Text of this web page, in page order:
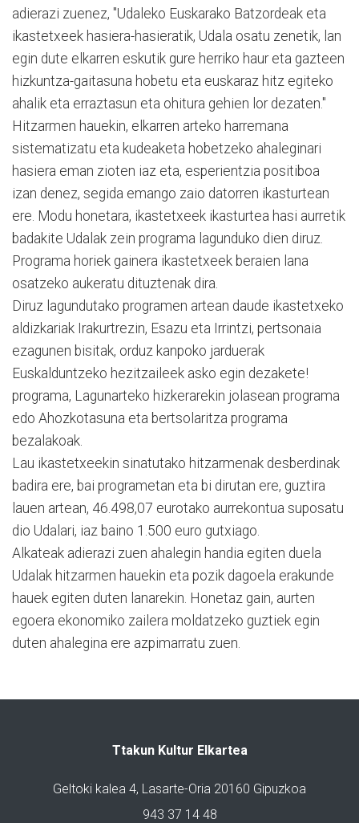
adierazi zuenez, "Udaleko Euskarako Batzordeak eta
ikastetxeek hasiera-hasieratik, Udala osatu zenetik, lan
egin dute elkarren eskutik gure herriko haur eta gazteen
hizkuntza-gaitasuna hobetu eta euskaraz hitz egiteko
ahalik eta erraztasun eta ohitura gehien lor dezaten."
Hitzarmen hauekin, elkarren arteko harremana
sistematizatu eta kudeaketa hobetzeko ahaleginari
hasiera eman zioten iaz eta, esperientzia positiboa
izan denez, segida emango zaio datorren ikasturtean
ere. Modu honetara, ikastetxeek ikasturtea hasi aurretik
badakite Udalak zein programa lagunduko dien diruz.
Programa horiek gainera ikastetxeek beraien lana
osatzeko aukeratu dituztenak dira.
Diruz lagundutako programen artean daude ikastetxeko
aldizkariak Irakurtrezin, Esazu eta Irrintzi, pertsonaia
ezagunen bisitak, orduz kanpoko jarduerak
Euskalduntzeko hezitzaileek asko egin dezakete!
programa, Lagunarteko hizkerarekin jolasean programa
edo Ahozkotasuna eta bertsolaritza programa
bezalakoak.
Lau ikastetxeekin sinatutako hitzarmenak desberdinak
badira ere, bai programetan eta bi dirutan ere, guztira
lauen artean, 46.498,07 eurotako aurrekontua suposatu
dio Udalari, iaz baino 1.500 euro gutxiago.
Alkateak adierazi zuen ahalegin handia egiten duela
Udalak hitzarmen hauekin eta pozik dagoela erakunde
hauek egiten duten lanarekin. Honetaz gain, aurten
egoera ekonomiko zailera moldatzeko guztiek egin
duten ahalegina ere azpimarratu zuen.
Ttakun Kultur Elkartea
Geltoki kalea 4, Lasarte-Oria 20160 Gipuzkoa
943 37 14 48